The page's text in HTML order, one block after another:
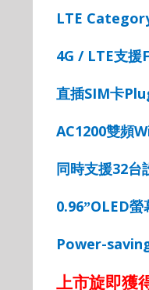
LTE
4G / LTE支援
直插SIM卡
AC1200雙頻
同時支援32台
0.96”OLED螢
Power-
上市旋即獲